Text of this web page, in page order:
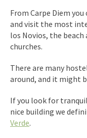
From Carpe Diem
and visit the most
los Novios, the
churches.
There are many
around, and it might
If you look for
nice building we
Verde.